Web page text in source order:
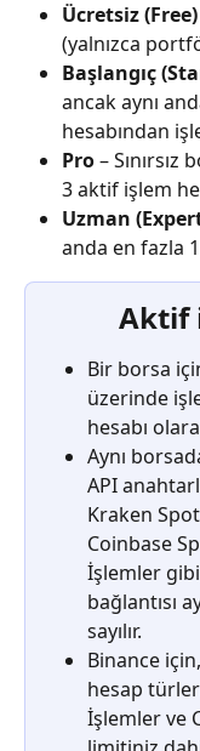
Ücretsiz (Free)
(yalnızca
Başlangıç
ancak aynı
hesabından
Pro – Sınırsız
3 aktif işlem
Uzman
anda en fazla
Aktif
Bir borsa
üzerinde
hesabı
Aynı
API
Kraken
Coinbase
İşlemler
bağlantısı
sayılır.
Binance
hesap
İşlemler ve